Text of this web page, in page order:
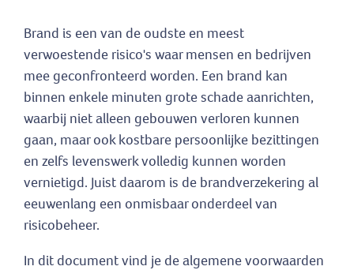
Brand is een van de oudste en meest
verwoestende risico's waar mensen en bedrijven
mee geconfronteerd worden. Een brand kan
binnen enkele minuten grote schade aanrichten,
waarbij niet alleen gebouwen verloren kunnen
gaan, maar ook kostbare persoonlijke bezittingen
en zelfs levenswerk volledig kunnen worden
vernietigd. Juist daarom is de brandverzekering al
eeuwenlang een onmisbaar onderdeel van
risicobeheer.
In dit document vind je dealgemene voorwaarden